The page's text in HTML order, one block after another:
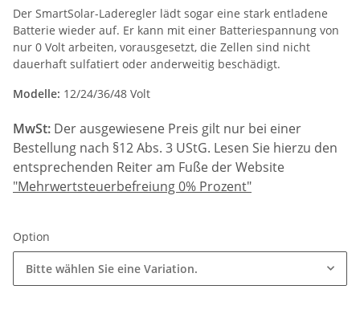
Der SmartSolar-Laderegler lädt sogar eine stark entladene
Batterie wieder auf. Er kann mit einer Batteriespannung von
nur 0 Volt arbeiten, vorausgesetzt, die Zellen sind nicht
dauerhaft sulfatiert oder anderweitig beschädigt.
Modelle: 12/24/36/48 Volt
MwSt: Der ausgewiesene Preis gilt nur bei einer
Bestellung nach §12 Abs. 3 UStG. Lesen Sie hierzu den
entsprechenden Reiter am Fuße der Website
"Mehrwertsteuerbefreiung 0% Prozent"
Option
Bitte wählen Sie eine Variation.